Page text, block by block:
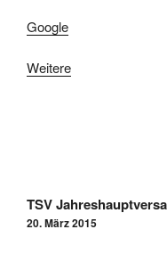
Google
Weitere
TSV
20. März 2015